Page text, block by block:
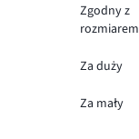
Zgodny z
rozmiarem
Za duży
Za mały